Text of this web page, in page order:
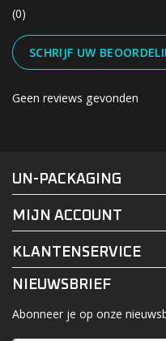
(0)
SCHRIJF UW
Geen reviews gevonden
FACEBOOK
UN-PACKAGING
MIJN ACCOUNT
KLANTENSERVICE
NIEUWSBRIEF
Abonneer je op onze